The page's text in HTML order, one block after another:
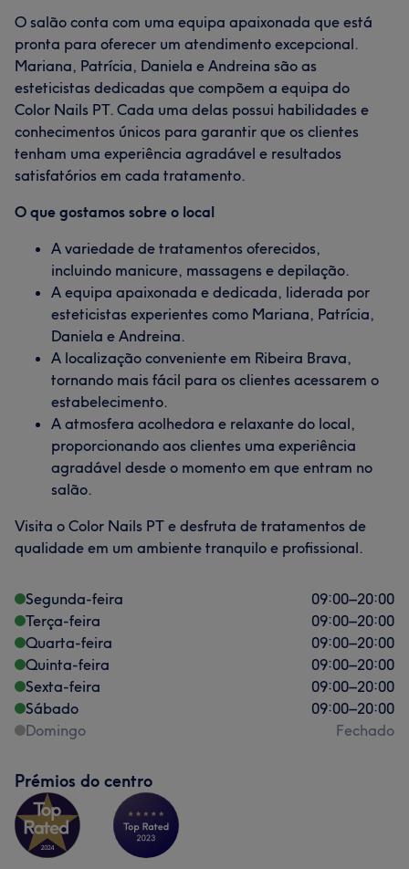
O salão conta com uma equipa apaixonada que está
pronta para oferecer um atendimento excepcional.
Mariana, Patrícia, Daniela e Andreina são as
esteticistas dedicadas que compõem a equipa do
Color Nails PT. Cada uma delas possui habilidades e
conhecimentos únicos para garantir que os clientes
tenham uma experiência agradável e resultados
satisfatórios em cada tratamento.
O que gostamos sobre o local
A variedade de tratamentos oferecidos,
incluindo manicure, massagens e depilação.
A equipa apaixonada e dedicada, liderada por
esteticistas experientes como Mariana, Patrícia,
Daniela e Andreina.
A localização conveniente em Ribeira Brava,
tornando mais fácil para os clientes acessarem o
estabelecimento.
A atmosfera acolhedora e relaxante do local,
proporcionando aos clientes uma experiência
agradável desde o momento em que entram no
salão.
Visita o Color Nails PT e desfruta de tratamentos de
qualidade em um ambiente tranquilo e profissional.
Segunda-feira 09:00–20:00
Terça-feira
09:00–20:00
Quarta-feira
09:00–20:00
Quinta-feira
09:00–20:00
Sexta-feira
09:00–20:00
Sábado
09:00–20:00
Domingo
Fechado
Prémios do centro